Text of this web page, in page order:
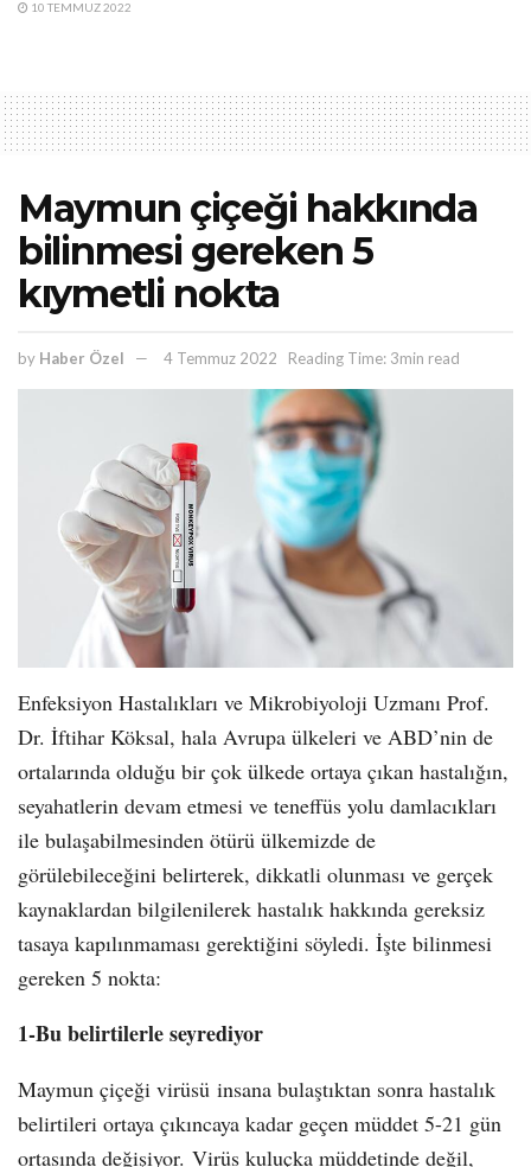
10 TEMMUZ 2022
Maymun çiçeği hakkında
bilinmesi gereken 5
kıymetli nokta
by Haber Özel 4 Temmuz 2022 Reading Time: 3min read
Enfeksiyon Hastalıkları ve Mikrobiyoloji Uzmanı Prof.
Dr. İftihar Köksal, hala Avrupa ülkeleri ve ABD’nin de
ortalarında olduğu bir çok ülkede ortaya çıkan hastalığın,
seyahatlerin devam etmesi ve teneffüs yolu damlacıkları
ile bulaşabilmesinden ötürü ülkemizde de
görülebileceğini belirterek, dikkatli olunması ve gerçek
kaynaklardan bilgilenilerek hastalık hakkında gereksiz
tasaya kapılınmaması gerektiğini söyledi. İşte bilinmesi
gereken 5 nokta:
1-Bu belirtilerle seyrediyor
Maymun çiçeği virüsü insana bulaştıktan sonra hastalık
belirtileri ortaya çıkıncaya kadar geçen müddet 5-21 gün
ortasında değişiyor. Virüs kuluçka müddetinde değil,